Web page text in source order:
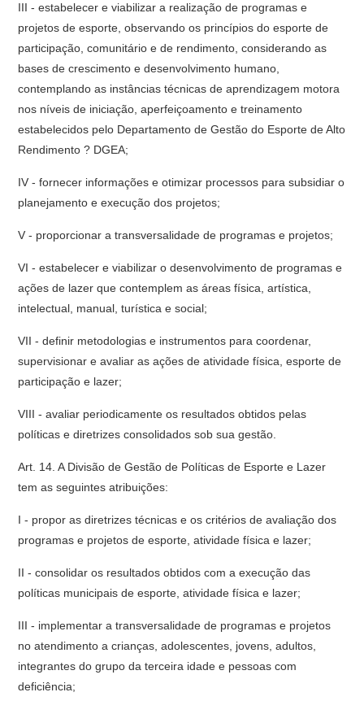
III - estabelecer e viabilizar a realização de programas e
projetos de esporte, observando os princípios do esporte de
participação, comunitário e de rendimento, considerando as
bases de crescimento e desenvolvimento humano,
contemplando as instâncias técnicas de aprendizagem motora
nos níveis de iniciação, aperfeiçoamento e treinamento
estabelecidos pelo Departamento de Gestão do Esporte de Alto
Rendimento ? DGEA;
IV - fornecer informações e otimizar processos para subsidiar o
planejamento e execução dos projetos;
V - proporcionar a transversalidade de programas e projetos;
VI - estabelecer e viabilizar o desenvolvimento de programas e
ações de lazer que contemplem as áreas física, artística,
intelectual, manual, turística e social;
VII - definir metodologias e instrumentos para coordenar,
supervisionar e avaliar as ações de atividade física, esporte de
participação e lazer;
VIII - avaliar periodicamente os resultados obtidos pelas
políticas e diretrizes consolidados sob sua gestão.
Art. 14. A Divisão de Gestão de Políticas de Esporte e Lazer
tem as seguintes atribuições:
I - propor as diretrizes técnicas e os critérios de avaliação dos
programas e projetos de esporte, atividade física e lazer;
II - consolidar os resultados obtidos com a execução das
políticas municipais de esporte, atividade física e lazer;
III - implementar a transversalidade de programas e projetos
no atendimento a crianças, adolescentes, jovens, adultos,
integrantes do grupo da terceira idade e pessoas com
deficiência;